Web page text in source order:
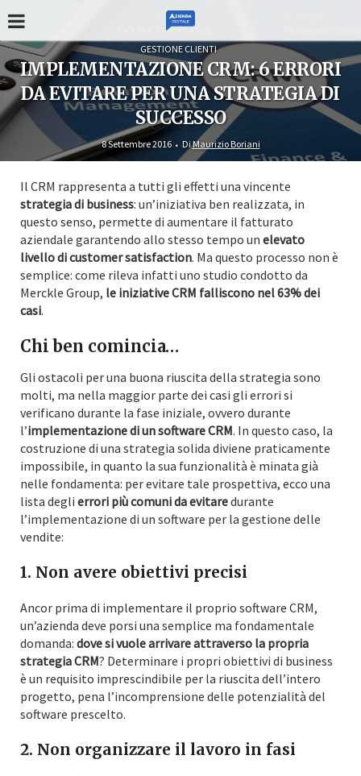
GESTIONE CLIENTI
IMPLEMENTAZIONE CRM: 6 ERRORI
DA EVITARE PER UNA STRATEGIA DI
SUCCESSO
8 Settembre 2016 DiMaurizio Boriani
Il CRM rappresenta a tutti gli effetti una vincente
strategia di business: un’iniziativa ben realizzata, in
questo senso, permette di aumentare il fatturato
aziendale garantendo allo stesso tempo un elevato
livello di customer satisfaction. Ma questo processo non è
semplice: come rileva infatti uno studio condotto da
Merckle Group, le iniziative CRM falliscono nel 63% dei
casi.
Chi ben comincia…
Gli ostacoli per una buona riuscita della strategia sono
molti, ma nella maggior parte dei casi gli errori si
verificano durante la fase iniziale, ovvero durante
l’implementazione di un software CRM. In questo caso, la
costruzione di una strategia solida diviene praticamente
impossibile, in quanto la sua funzionalità è minata già
nelle fondamenta: per evitare tale prospettiva, ecco una
lista degli errori più comuni da evitaredurante
l’implementazione di un software per la gestione delle
vendite:
1. Non avere obiettivi precisi
Ancor prima di implementare il proprio software CRM,
un’azienda deve porsi una semplice ma fondamentale
domanda: dove si vuole arrivare attraverso la propria
strategia CRM? Determinare i propri obiettivi di business
è un requisito imprescindibile per la riuscita dell’intero
progetto, pena l’incomprensione delle potenzialità del
software prescelto.
2. Non organizzare il lavoro in fasi